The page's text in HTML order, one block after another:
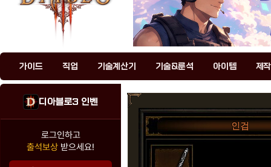
가이드 직업 기술계산기 기술&룬석 아이템 제
디아블로3 인벤
로그인하고
출석보상 받으세요!
인검